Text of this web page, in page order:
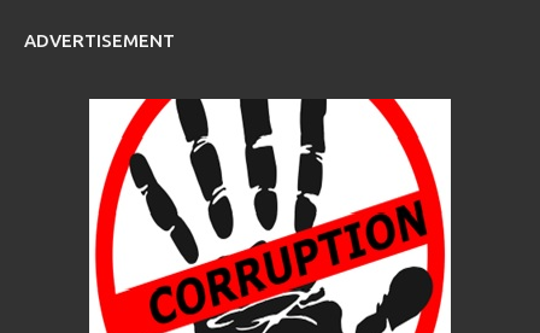
ADVERTISEMENT